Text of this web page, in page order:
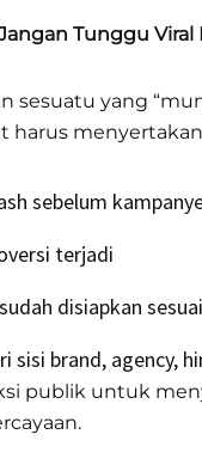
Tunggu Viral
sesuatu yang
harus menyertakan
sebelum
terjadi
disiapkan
sisi brand, agency,
publik untuk